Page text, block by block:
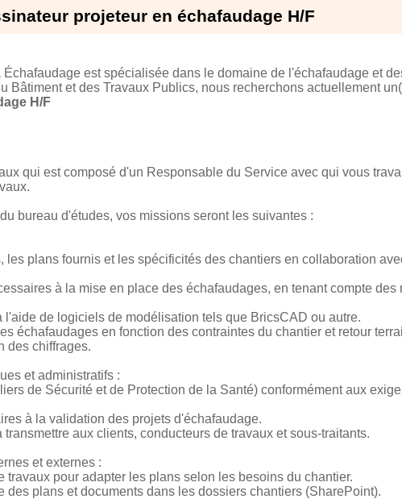
projeteur en échafaudage H/F
est spécialisée dans le domaine de l'échafaudage et
Bâtiment et des Travaux Publics, nous recherchons actuellement
H/F
qui est composé d'un Responsable du Service avec qui vous
bureau d'études, vos missions seront les suivantes :
les plans fournis et les spécificités des chantiers en collaboration
à la mise en place des échafaudages, en tenant compte des
de logiciels de modélisation tels que BricsCAD ou autre.
échafaudages en fonction des contraintes du chantier et retour
des chiffrages.
et administratifs :
de Sécurité et de Protection de la Santé) conformément aux
à la validation des projets d'échafaudage.
aux clients, conducteurs de travaux et sous-traitants.
et externes :
pour adapter les plans selon les besoins du chantier.
des plans et documents dans les dossiers chantiers (SharePoint).